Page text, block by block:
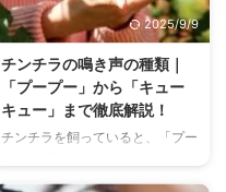
2025/9/9
チンチラの鳴き声の種類｜
「プープー」から「キュー
キュー」まで徹底解説！
チンチラを飼っていると、「プー
まざまな鳴き声が聞こえてくるこ